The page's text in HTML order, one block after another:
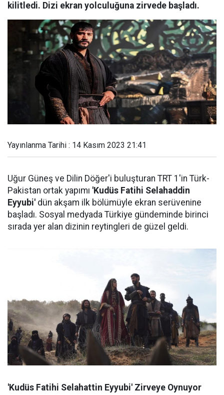
kilitledi. Dizi ekran yolculuğuna zirvede başladı.
Yayınlanma Tarihi : 14 Kasım 2023 21:41
Uğur Güneş ve Dilin Döğer'i buluşturan TRT 1'in Türk-
Pakistan ortak yapımı 'Kudüs Fatihi Selahaddin
Eyyubi' dün akşam ilk bölümüyle ekran serüvenine
başladı. Sosyal medyada Türkiye gündeminde birinci
sırada yer alan dizinin reytingleri de güzel geldi.
'Kudüs Fatihi Selahattin Eyyubi' Zirveye Oynuyor